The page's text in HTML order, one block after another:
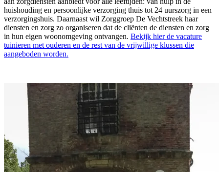
huishouding en persoonlijke verzorging thuis tot 24 uurszorg in een
verzorgingshuis. Daarnaast wil Zorggroep De Vechtstreek haar
diensten en zorg zo organiseren dat de cliënten de diensten en zorg
in hun eigen woonomgeving ontvangen. Bekijk hier de vacature
tuinieren met ouderen en de rest van de vrijwillige klussen die
aangeboden worden.